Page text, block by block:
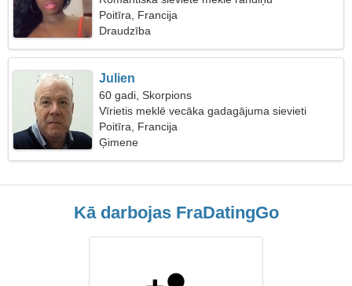
Poitīra, Francija
Draudzība
Julien
60 gadi, Skorpions
Vīrietis meklē vecāka gadagājuma sievieti
Poitīra, Francija
Ģimene
Kā darbojas FraDatingGo